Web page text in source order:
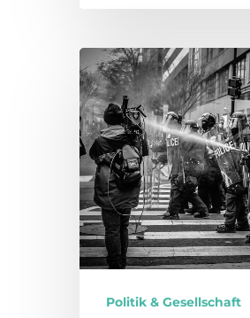
Politik & Gesellschaft